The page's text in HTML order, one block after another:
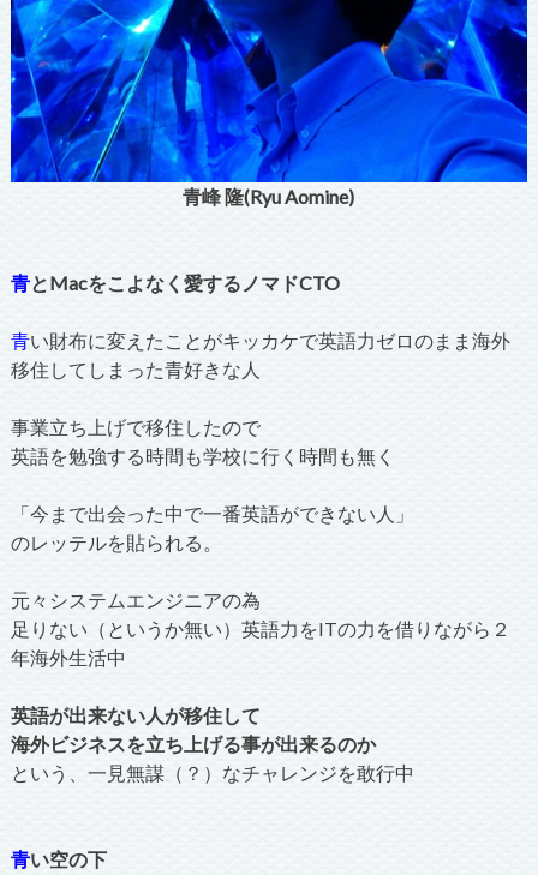
青峰 隆(Ryu Aomine)
青とMacをこよなく愛するノマドCTO
青い財布に変えたことがキッカケで英語力ゼロのまま海外
移住してしまった青好きな人
事業立ち上げで移住したので
英語を勉強する時間も学校に行く時間も無く
「今まで出会った中で一番英語ができない人」
のレッテルを貼られる。
元々システムエンジニアの為
足りない（というか無い）英語力をITの力を借りながら２
年海外生活中
英語が出来ない人が移住して
海外ビジネスを立ち上げる事が出来るのか
という、一見無謀（？）なチャレンジを敢行中
青い空の下